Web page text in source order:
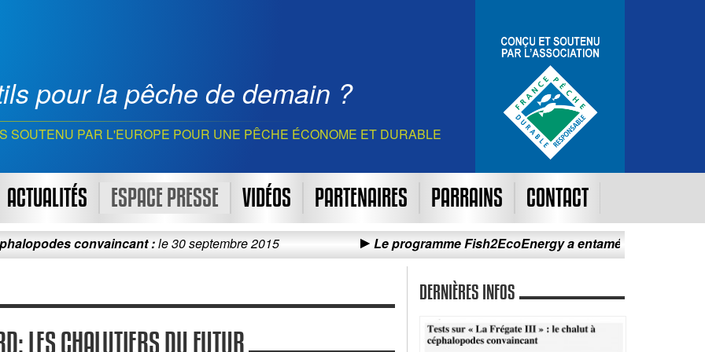
pour la pêche de demain ?
SOUTENU PAR L'EUROPE POUR UNE PÊCHE ÉCONOME ET DURABLE
ACTUALITÉS ESPACE PRESSE VIDÉOS PARTENAIRES PARRAINS CONTACT
convaincant :le 30 septembre 2015 Le programme Fish2EcoEnergy a entamé sa campagne
LES CHALUTIERS DU FUTUR
DERNIÈRES INFOS